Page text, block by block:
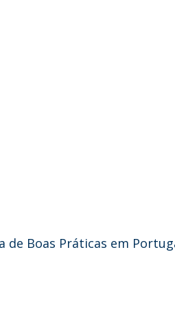
de Boas Práticas em